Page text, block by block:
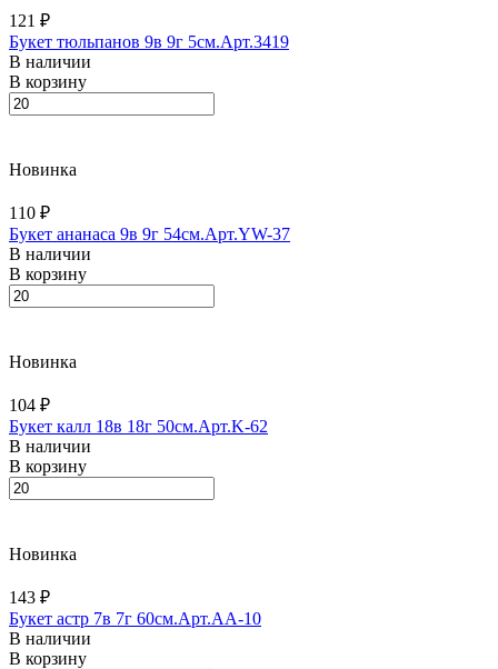
121 ₽
Букет тюльпанов 9в 9г 5см.Арт.3419
В наличии
В корзину
Новинка
110 ₽
Букет ананаса 9в 9г 54см.Арт.YW-37
В наличии
В корзину
Новинка
104 ₽
Букет калл 18в 18г 50см.Арт.K-62
В наличии
В корзину
Новинка
143 ₽
Букет астр 7в 7г 60см.Арт.AA-10
В наличии
В корзину